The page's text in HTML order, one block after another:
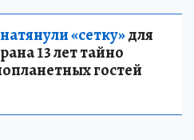
«сетку»для
13 лет тайно
гостей